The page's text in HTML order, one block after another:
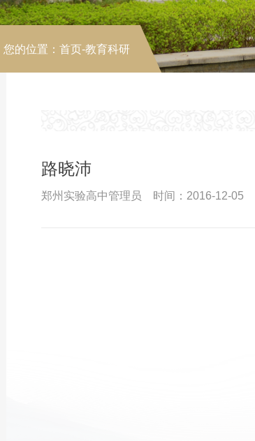
您的位置： 首页-教育科研
路晓沛
郑州实验高中管理员 时间：2016-12-05